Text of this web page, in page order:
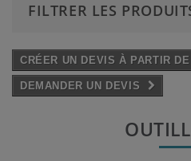
FILTRER LES
CRÉER UN DEVIS À PARTIR
DEMANDER UN DEVIS